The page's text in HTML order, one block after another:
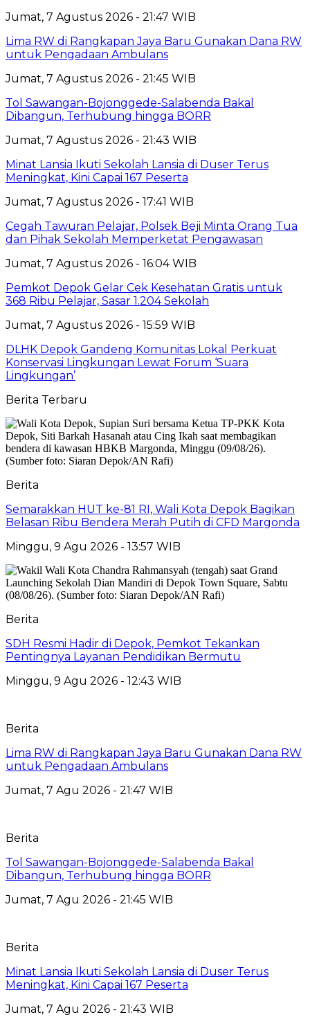
Jumat, 7 Agustus 2026 - 21:47 WIB
Lima RW di Rangkapan Jaya Baru Gunakan Dana RW
untuk Pengadaan Ambulans
Jumat, 7 Agustus 2026 - 21:45 WIB
Tol Sawangan-Bojonggede-Salabenda Bakal
Dibangun, Terhubung hingga BORR
Jumat, 7 Agustus 2026 - 21:43 WIB
Minat Lansia Ikuti Sekolah Lansia di Duser Terus
Meningkat, Kini Capai 167 Peserta
Jumat, 7 Agustus 2026 - 17:41 WIB
Cegah Tawuran Pelajar, Polsek Beji Minta Orang Tua
dan Pihak Sekolah Memperketat Pengawasan
Jumat, 7 Agustus 2026 - 16:04 WIB
Pemkot Depok Gelar Cek Kesehatan Gratis untuk
368 Ribu Pelajar, Sasar 1.204 Sekolah
Jumat, 7 Agustus 2026 - 15:59 WIB
DLHK Depok Gandeng Komunitas Lokal Perkuat
Konservasi Lingkungan Lewat Forum ‘Suara
Lingkungan’
Berita Terbaru
Berita
Semarakkan HUT ke-81 RI, Wali Kota Depok Bagikan
Belasan Ribu Bendera Merah Putih di CFD Margonda
Minggu, 9 Agu 2026 - 13:57 WIB
Berita
SDH Resmi Hadir di Depok, Pemkot Tekankan
Pentingnya Layanan Pendidikan Bermutu
Minggu, 9 Agu 2026 - 12:43 WIB
Berita
Lima RW di Rangkapan Jaya Baru Gunakan Dana RW
untuk Pengadaan Ambulans
Jumat, 7 Agu 2026 - 21:47 WIB
Berita
Tol Sawangan-Bojonggede-Salabenda Bakal
Dibangun, Terhubung hingga BORR
Jumat, 7 Agu 2026 - 21:45 WIB
Berita
Minat Lansia Ikuti Sekolah Lansia di Duser Terus
Meningkat, Kini Capai 167 Peserta
Jumat, 7 Agu 2026 - 21:43 WIB